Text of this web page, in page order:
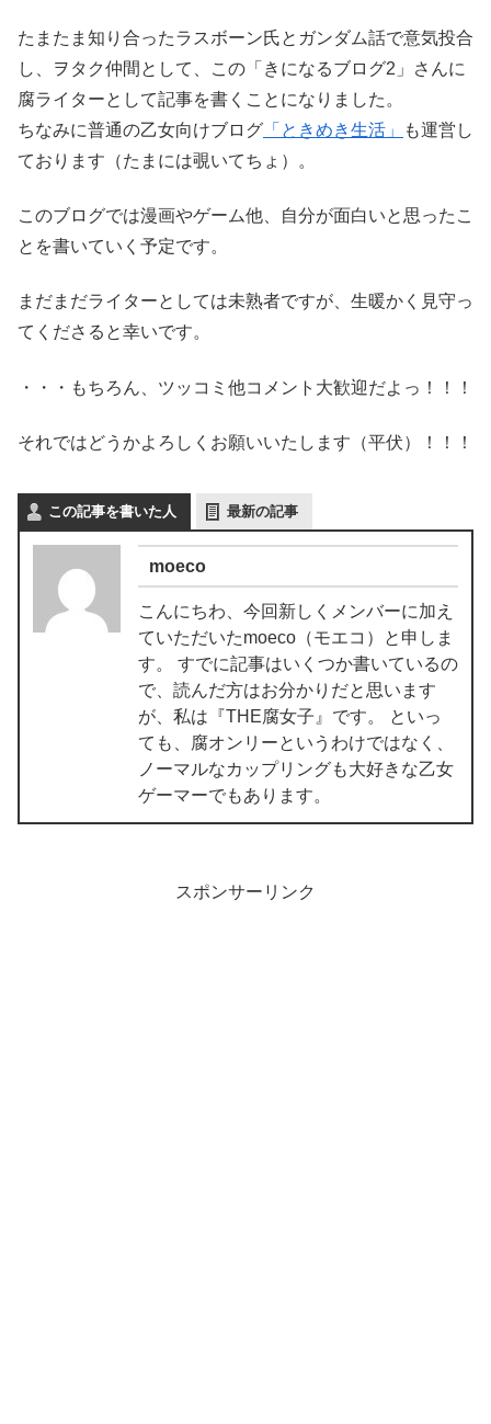
たまたま知り合ったラスボーン氏とガンダム話で意気投合
し、ヲタク仲間として、この「きになるブログ2」さんに
腐ライターとして記事を書くことになりました。
ちなみに普通の乙女向けブログ 「ときめき生活」
も運営し
ております（たまには覗いてちょ）。
このブログでは漫画やゲーム他、自分が面白いと思ったこ
とを書いていく予定です。
まだまだライターとしては未熟者ですが、生暖かく見守っ
てくださると幸いです。
・・・もちろん、ツッコミ他コメント大歓迎だよっ！！！
それではどうかよろしくお願いいたします（平伏）！！！
この記事を書いた人 最新の記事
moeco
こんにちわ、今回新しくメンバーに加え
ていただいたmoeco（モエコ）と申しま
す。 すでに記事はいくつか書いているの
で、読んだ方はお分かりだと思います
が、私は『THE腐女子』です。 といっ
ても、腐オンリーというわけではなく、
ノーマルなカップリングも大好きな乙女
ゲーマーでもあります。
スポンサーリンク